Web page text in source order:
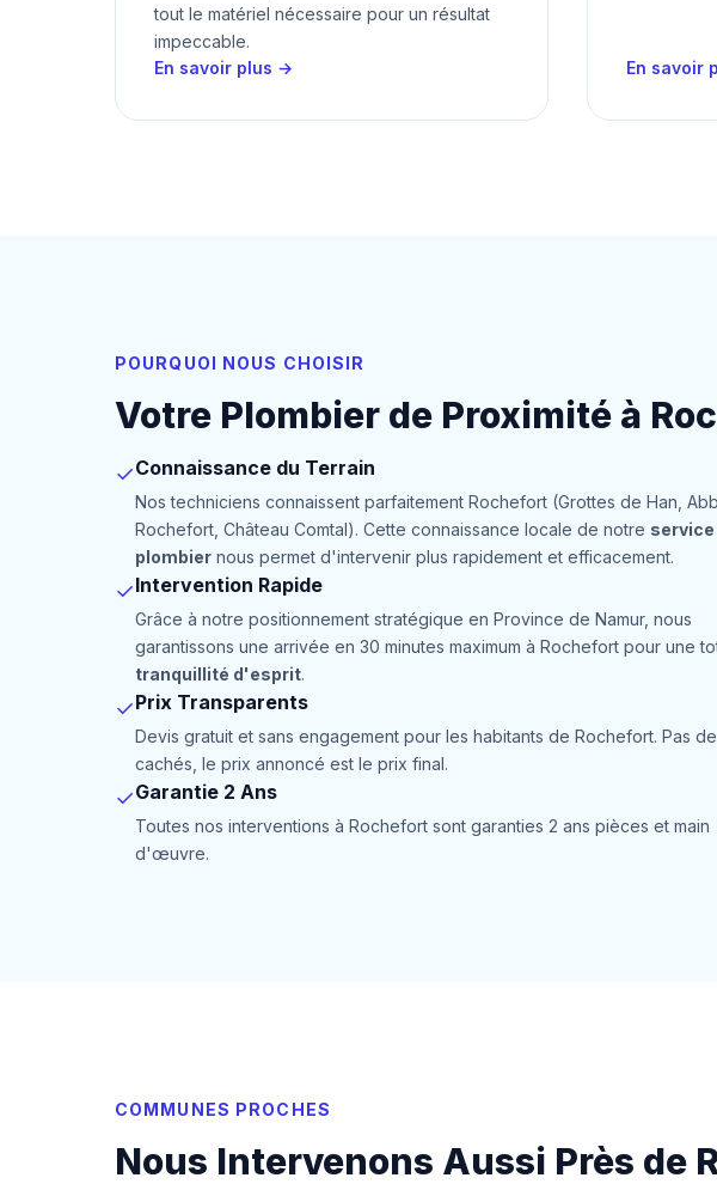
tout le matériel nécessaire pour un résultat
impeccable.
En savoir plus →
En savoir
POURQUOI NOUS CHOISIR
Votre Plombier de Proximité à
✓Connaissance du Terrain
Nos techniciens connaissent parfaitement Rochefort (Grottes de Han,
Rochefort, Château Comtal). Cette connaissance locale de notre service
plombier nous permet d'intervenir plus rapidement et efficacement.
✓Intervention Rapide
Grâce à notre positionnement stratégique en Province de Namur, nous
garantissons une arrivée en 30 minutes maximum à Rochefort pour une
tranquillité d'esprit.
✓Prix Transparents
Devis gratuit et sans engagement pour les habitants de Rochefort. Pas
cachés, le prix annoncé est le prix final.
✓Garantie 2 Ans
Toutes nos interventions à Rochefort sont garanties 2 ans pièces et main
d'œuvre.
COMMUNES PROCHES
Nous Intervenons Aussi Près de